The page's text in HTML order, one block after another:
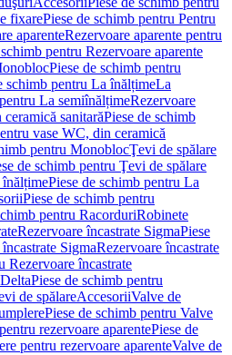
fixarePiese de schimb pentru Pentru
aparenteRezervoare aparente pentru
pentru Rezervoare aparente
Piese de schimb pentru
schimb pentru La înălțimeLa
La semiînălțimeRezervoare
sanitarăPiese de schimb
vase WC, din ceramică
pentru MonoblocŢevi de spălare
de schimb pentru Ţevi de spălare
Piese de schimb pentru La
Piese de schimb pentru
pentru RacorduriRobinete
Rezervoare încastrate SigmaPiese
SigmaRezervoare încastrate
Rezervoare încastrate
Piese de schimb pentru
de spălareAccesoriiValve de
Piese de schimb pentru Valve
rezervoare aparentePiese de
pentru rezervoare aparenteValve de